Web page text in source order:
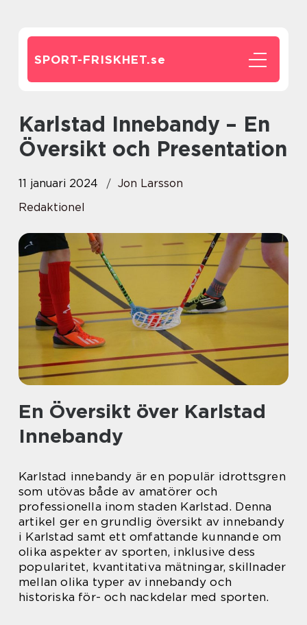
SPORT-FRISKHET.se
Karlstad Innebandy – En
Översikt och Presentation
11 januari 2024
Jon Larsson
Redaktionel
En Översikt över Karlstad
Innebandy
Karlstad innebandy är en populär idrottsgren
som utövas både av amatörer och
professionella inom staden Karlstad. Denna
artikel ger en grundlig översikt av innebandy
i Karlstad samt ett omfattande kunnande om
olika aspekter av sporten, inklusive dess
popularitet, kvantitativa mätningar, skillnader
mellan olika typer av innebandy och
historiska för- och nackdelar med sporten.